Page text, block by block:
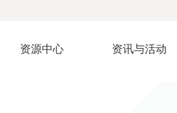
资源中心 资讯与活动